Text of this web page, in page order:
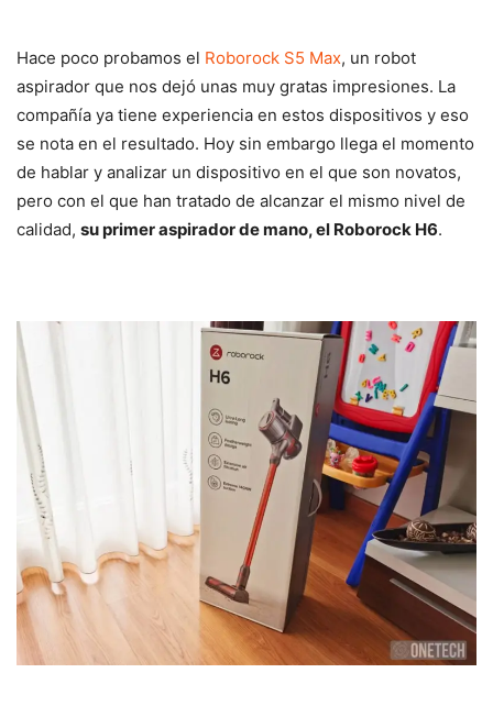
Hace poco probamos el Roborock S5 Max, un robot
aspirador que nos dejó unas muy gratas impresiones. La
compañía ya tiene experiencia en estos dispositivos y eso
se nota en el resultado. Hoy sin embargo llega el momento
de hablar y analizar un dispositivo en el que son novatos,
pero con el que han tratado de alcanzar el mismo nivel de
calidad, su primer aspirador de mano, el Roborock H6.